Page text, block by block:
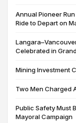
Annual Pioneer
Ride to Depart on
Celebrated in
Mining Investment
Two Men Charged
Public Safety Must
Mayoral Campaign